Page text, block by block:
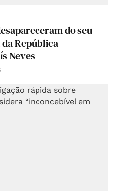
do seu
República
Neves